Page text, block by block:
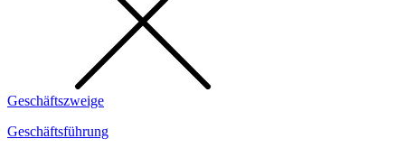
Geschäftszweige
Geschäftsführung